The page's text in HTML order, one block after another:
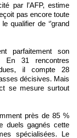
par l’AFP, estime
pas encore toute
qualifier de ‘’grand
parfaitement son
En 31 rencontres
il compte 28
décisives. Mais
se mesure surtout
près de 85 %
duels gagnés cette
spécialisées. Le